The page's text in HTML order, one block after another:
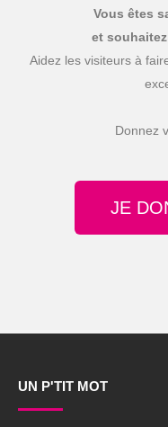
Vous êtes
et
Aidez les visiteurs à
Donnez
JE
UN P'TIT MOT